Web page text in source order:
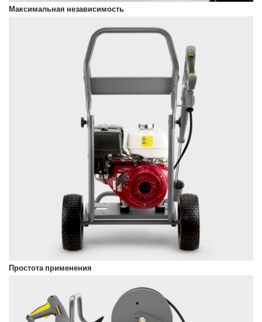
Максимальная независимость
Простота применения